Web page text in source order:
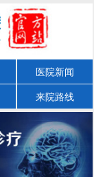
医院新闻
来院路线